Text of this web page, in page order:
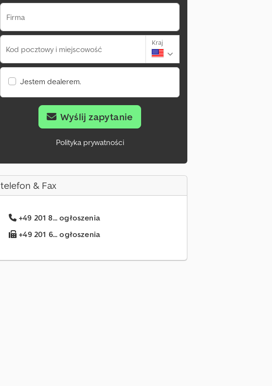
Firma
Kod pocztowy i miejscowość
Kraj
Jestem dealerem.
Wyślij zapytanie
Polityka prywatności
telefon & Fax
+49 201 8... ogłoszenia
+49 201 6... ogłoszenia